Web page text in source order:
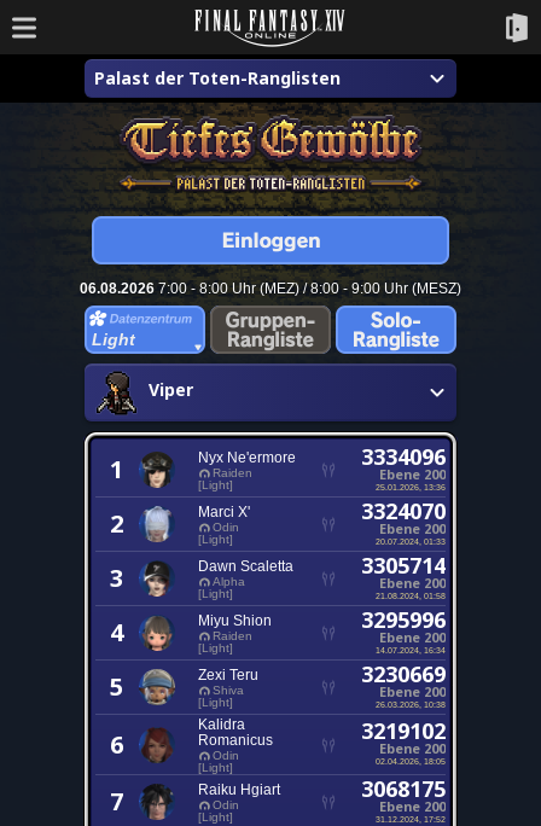
Palast der Toten-Ranglisten
06.08.2026 7:00 - 8:00 Uhr (MEZ) / 8:00 - 9:00 Uhr (MESZ)
Light
Viper
1 Nyx Ne'ermore
Raiden
[Light]
3334096
Ebene 200
25.01.2026, 13:36
2 Marci X'
Odin
[Light]
3324070
Ebene 200
20.07.2024, 01:33
3 Dawn Scaletta
Alpha
[Light]
3305714
Ebene 200
21.08.2024, 01:58
4 Miyu Shion
Raiden
[Light]
3295996
Ebene 200
14.07.2024, 16:34
5 Zexi Teru
Shiva
[Light]
3230669
Ebene 200
26.03.2026, 10:38
6
Kalidra
Romanicus
Odin
[Light]
3219102
Ebene 200
02.04.2026, 18:05
7 Raiku Hgiart
Odin
[Light]
3068175
Ebene 200
31.12.2024, 17:52